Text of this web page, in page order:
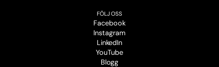
FÖLJ OSS
Facebook
Instagram
LinkedIn
YouTube
Blogg